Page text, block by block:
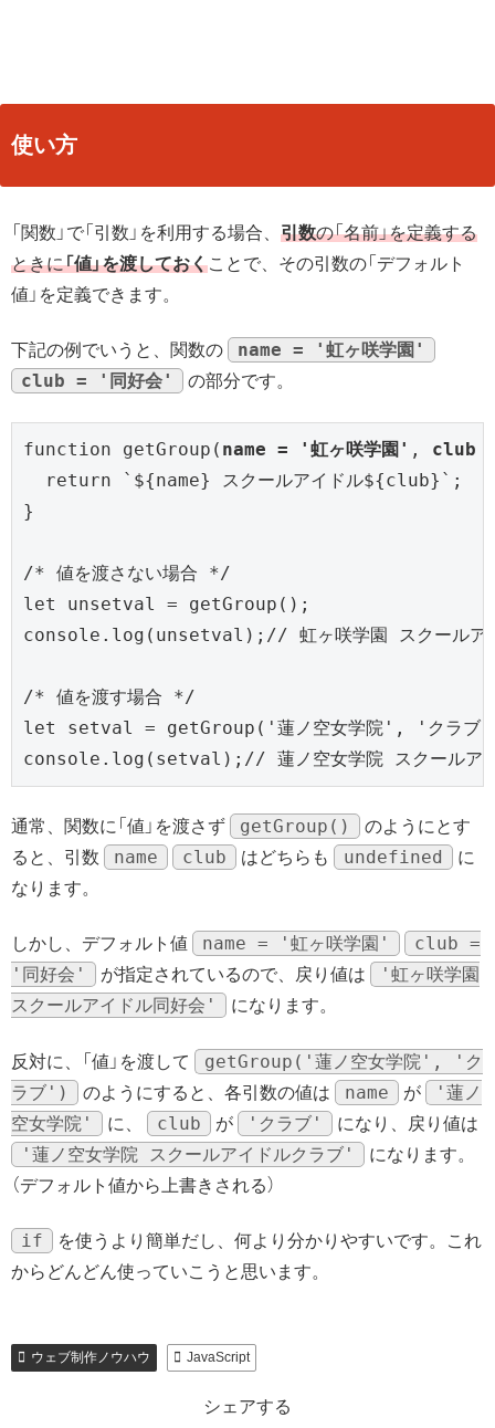
使い方
「関数」で「引数」を利用する場合、 引数の「名前」を定義する
ときに「値」を渡しておくことで、その引数の「デフォルト
値」を定義できます。
下記の例でいうと、関数の
name = '虹ヶ咲学園'
club = '同好会'
の部分です。
function getGroup( name = '虹ヶ咲学園' , club
  return `${name} スクールアイドル${club}`;
}
/* 値を渡さない場合 */
let unsetval = getGroup();
console.log(unsetval);// 虹ヶ咲学園 スクールアイ
/* 値を渡す場合 */
let setval = getGroup('蓮ノ空女学院', 'クラ
console.log(setval);// 蓮ノ空女学院 スクールアイ
通常、関数に「値」を渡さず getGroup()
のようにとす
ると、引数
name club はどちらも undefined
に
なります。
しかし、デフォルト値 name = '虹ヶ咲学園'
club =
'同好会'
が指定されているので、戻り値は
'虹ヶ咲学園
スクールアイドル同好会'
になります。
反対に、「値」を渡して
getGroup('蓮ノ空女学院', 'ク
ラブ')
のようにすると、各引数の値は name が
'蓮ノ
空女学院'
に、 club が 'クラブ' になり、戻り値は
'蓮ノ空女学院 スクールアイドルクラブ'
になります。
（デフォルト値から上書きされる）
if
を使うより簡単だし、何より分かりやすいです。これ
からどんどん使っていこうと思います。
ウェブ制作ノウハウ JavaScript
シェアする